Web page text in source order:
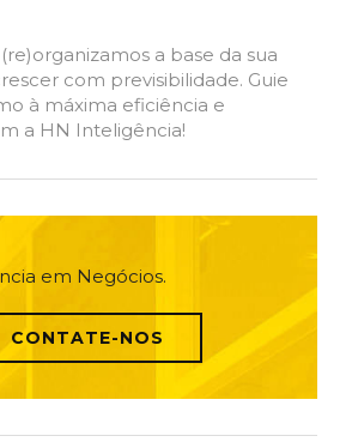
a base da sua
com previsibilidade. Guie
à máxima eficiência e
a HN Inteligência!
em Negócios.
CONTATE-NOS